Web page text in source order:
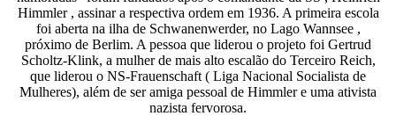
Himmler , assinar a respectiva ordem em 1936. A primeira escola
foi aberta na ilha de Schwanenwerder, no Lago Wannsee ,
próximo de Berlim. A pessoa que liderou o projeto foi Gertrud
Scholtz-Klink, a mulher de mais alto escalão do Terceiro Reich,
que liderou o NS-Frauenschaft ( Liga Nacional Socialista de
Mulheres), além de ser amiga pessoal de Himmler e uma ativista
nazista fervorosa.